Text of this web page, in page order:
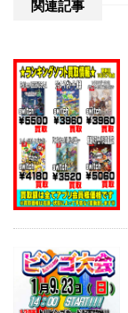
関連記事